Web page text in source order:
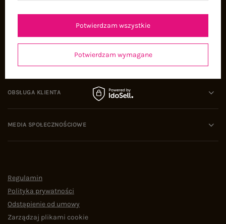
OBSŁUGA KLIENTA
MEDIA SPOŁECZNOŚCIOWE
Regulamin
Polityka prywatności
Odstąpienie od umowy
Zarządzaj plikami cookie
Potwierdzam wymagane
Potwierdzam wszystkie